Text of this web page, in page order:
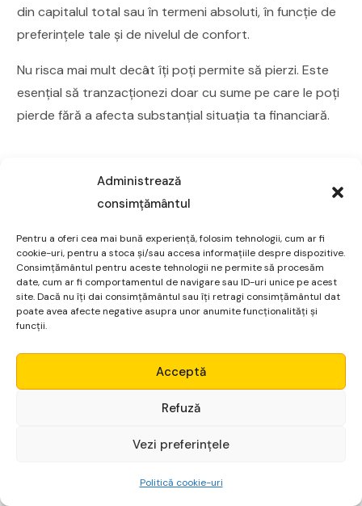
Administrează
consimțământul
Pentru a oferi cea mai bună experiență, folosim tehnologii, cum ar fi
cookie-uri, pentru a stoca și/sau accesa informațiile despre dispozitive.
Consimțământul pentru aceste tehnologii ne permite să procesăm
date, cum ar fi comportamentul de navigare sau ID-uri unice pe acest
site. Dacă nu îți dai consimțământul sau îți retragi consimțământul dat
poate avea afecte negative asupra unor anumite funcționalități și
funcții.
Acceptă
Refuză
Vezi preferințele
Politică cookie-uri
din capitalul total sau în termeni absoluti, în funcție de
preferințele tale și de nivelul de confort.
Nu risca mai mult decât îți poți permite să pierzi. Este
esențial să tranzacționezi doar cu sume pe care le poți
pierde fără a afecta substanțial situația ta financiară.
2. Utilizarea stop-loss și take-profit
pierderi excesive într-o tranzacție. Acesta stabilește
un nivel la care poziția ta se va închide automat dacă
prețul merge împotriva ta, limitând astfel pierderile.
Take-profit
un anumit nivel de profit dorit. Acesta te ajută să
blochezi câștigurile și să eviți revenirea prețului care ar
putea reduce profitul obținut.
3. Diversificarea portofoliului
Micro Alpha
Începe gratuit